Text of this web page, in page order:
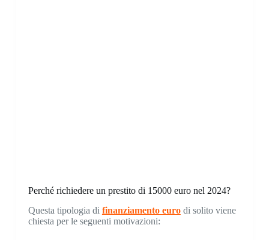
Perché richiedere un prestito di 15000 euro nel 2024?
Questa tipologia di finanziamento eurodi solito viene
chiesta per le seguenti motivazioni: